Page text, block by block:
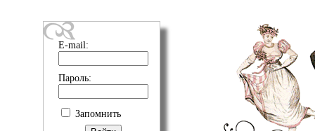
E-mail:
Пароль:
Запомнить